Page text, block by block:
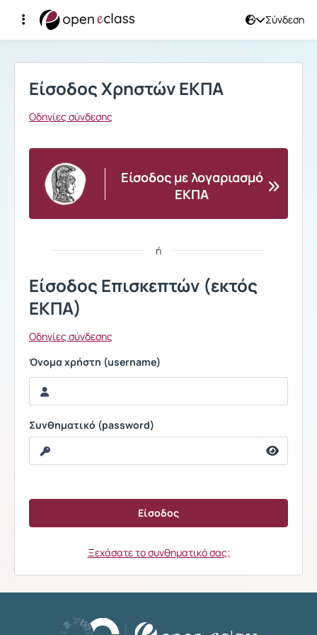
Σύνδεση
Σύνδεση
Είσοδος Χρηστών ΕΚΠΑ
Οδηγίες σύνδεσης
Είσοδος με λογαριασμό
ΕΚΠΑ
ή
Είσοδος Επισκεπτών (εκτός
ΕΚΠΑ)
Οδηγίες σύνδεσης
Όνομα χρήστη (username)
Συνθηματικό (password)
Ξεχάσατε το συνθηματικό σας;